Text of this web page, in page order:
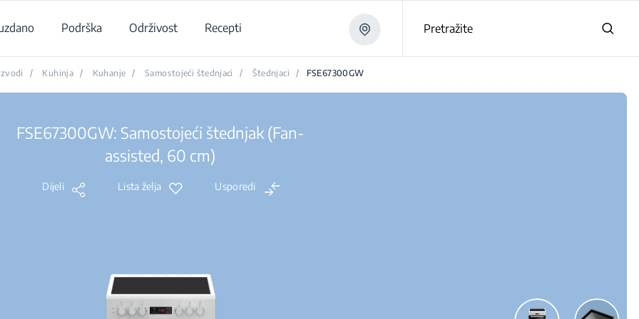
Podrška Održivost Recepti Pretražite
/ Kuhinja / Kuhanje / Samostojeći štednjaci / Štednjaci / FSE67300GW
FSE67300GW: Samostojeći štednjak (Fan-
assisted, 60 cm)
Dijeli Lista želja Usporedi